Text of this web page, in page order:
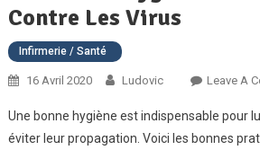
Contre Les Virus
Infirmerie / Santé
16 Avril 2020 Ludovic Leave A
Une bonne hygiène est indispensable pour
éviter leur propagation. Voici les bonnes